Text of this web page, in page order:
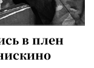
в плен